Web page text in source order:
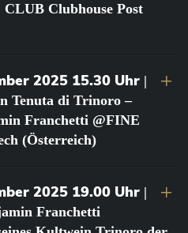
Clubhouse Post
2025 15.30 Uhr |
Tenuta di Trinoro –
Franchetti @FINE
(Österreich)
2025 19.00 Uhr |
Franchetti